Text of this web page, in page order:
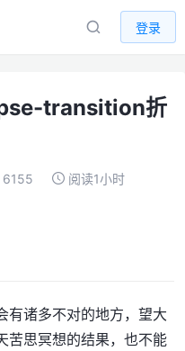
登录
transition折
6155 阅读1小时
有诸多不对的地方，望大
苦思冥想的结果，也不能